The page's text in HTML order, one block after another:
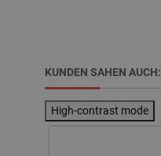
KUNDEN SAHEN AUCH:
High-contrast mode